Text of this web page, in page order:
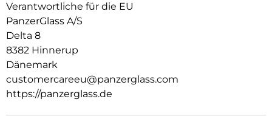
Verantwortliche für die EU
PanzerGlass A/S
Delta 8
8382 Hinnerup
Dänemark
customercareeu@panzerglass.com
https://panzerglass.de